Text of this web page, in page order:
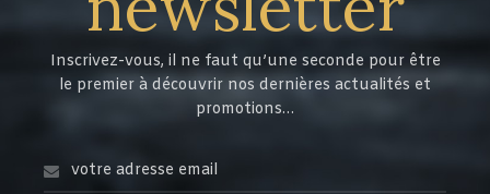
Inscrivez-vous, il ne faut qu’une seconde pour être
le premier à découvrir nos dernières actualités et
promotions…